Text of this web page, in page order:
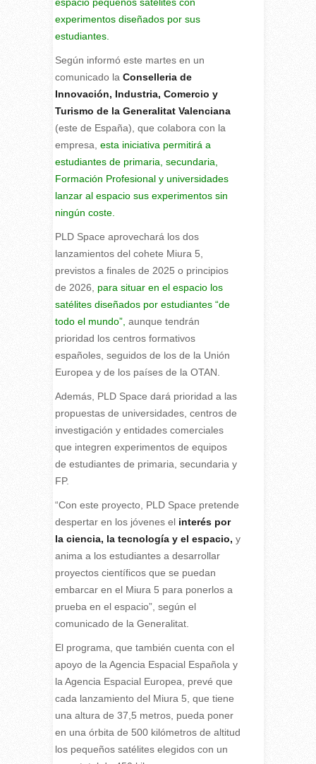
experimentos diseñados por sus
estudiantes.
Según informó este martes en un
comunicado la Conselleria de
Innovación, Industria, Comercio y
Turismo de la Generalitat Valenciana
(este de España), que colabora con la
empresa, esta iniciativa permitirá a
estudiantes de primaria, secundaria,
Formación Profesional y universidades
lanzar al espacio sus experimentos sin
ningún coste.
PLD Space aprovechará los dos
lanzamientos del cohete Miura 5,
previstos a finales de 2025 o principios
de 2026, para situar en el espacio los
satélites diseñados por estudiantes “de
todo el mundo”, aunque tendrán
prioridad los centros formativos
españoles, seguidos de los de la Unión
Europea y de los países de la OTAN.
Además, PLD Space dará prioridad a las
propuestas de universidades, centros de
investigación y entidades comerciales
que integren experimentos de equipos
de estudiantes de primaria, secundaria y
FP.
“Con este proyecto, PLD Space pretende
despertar en los jóvenes el interés por
la ciencia, la tecnología y el espacio, y
anima a los estudiantes a desarrollar
proyectos científicos que se puedan
embarcar en el Miura 5 para ponerlos a
prueba en el espacio”, según el
comunicado de la Generalitat.
El programa, que también cuenta con el
apoyo de la Agencia Espacial Española y
la Agencia Espacial Europea, prevé que
cada lanzamiento del Miura 5, que tiene
una altura de 37,5 metros, pueda poner
en una órbita de 500 kilómetros de altitud
los pequeños satélites elegidos con un